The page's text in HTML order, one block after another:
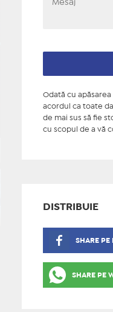
Odată cu apăsarea
acordul ca toate
de mai sus să fie
cu scopul de a vă
DISTRIBUIE
SHARE PE
SHARE PE